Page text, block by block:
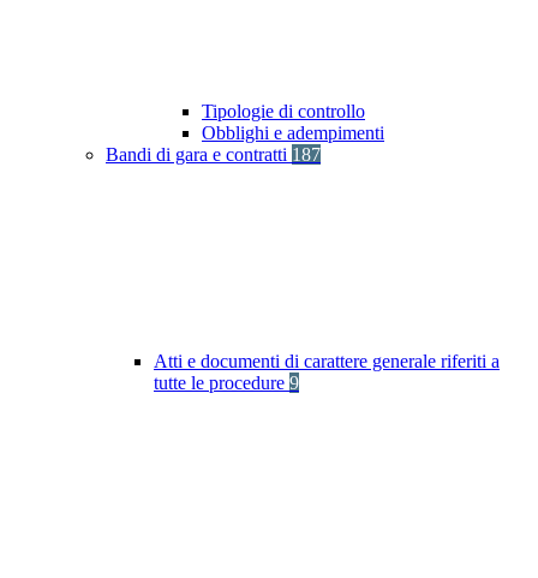
Tipologie di controllo
Obblighi e adempimenti
Bandi di gara e contratti 187
Atti e documenti di carattere generale riferiti a
tutte le procedure 9